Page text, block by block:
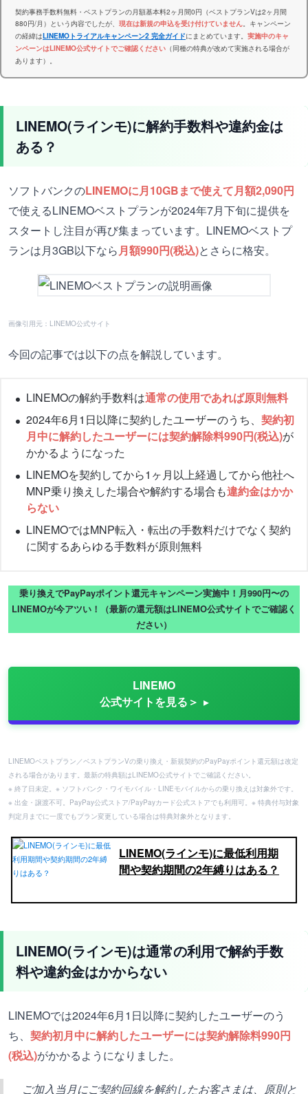
契約事務手数料無料・ベストプランの月額基本料2ヶ月間0円（ベストプランVは2ヶ月間
880円/月）という内容でしたが、 現在は新規の申込を受け付けていません。キャンペーン
の経緯はLINEMOトライアルキャンペーン2 完全ガイドにまとめています。 実施中のキャ
ンペーンはLINEMO公式サイトでご確認ください （同種の特典が改めて実施される場合が
あります）。
LINEMO(ラインモ)に解約手数料や違約金は
ある？
ソフトバンクのLINEMOに月10GBまで使えて月額2,090円
で使えるLINEMOベストプランが2024年7月下旬に提供を
スタートし注目が再び集まっています。LINEMOベストプ
ランは月3GB以下なら月額990円(税込)とさらに格安。
画像引用元：LINEMO公式サイト
今回の記事では以下の点を解説しています。
LINEMOの解約手数料は通常の使用であれば原則無料
2024年6月1日以降に契約したユーザーのうち、 契約初
月中に解約したユーザーには契約解除料990円(税込)が
かかるようになった
LINEMOを契約してから1ヶ月以上経過してから他社へ
MNP乗り換えした場合や解約する場合も違約金はかか
らない
LINEMOではMNP転入・転出の手数料だけでなく契約
に関するあらゆる手数料が原則無料
乗り換えでPayPayポイント還元キャンペーン実施中！月990円〜の
LINEMOが今アツい！（最新の還元額はLINEMO公式サイトでご確認く
ださい）
LINEMO
公式サイトを見る＞
LINEMOベストプラン／ベストプランVの乗り換え・新規契約のPayPayポイント還元額は改定
される場合があります。最新の特典額はLINEMO公式サイトでご確認ください。
※ 終了日未定。※ ソフトバンク・ワイモバイル・LINEモバイルからの乗り換えは対象外です。
※ 出金・譲渡不可。PayPay公式ストア/PayPayカード公式ストアでも利用可。※ 特典付与対象
判定月までに一度でもプラン変更している場合は特典対象外となります。
LINEMO(ラインモ)に最低利用期
間や契約期間の2年縛りはある？
LINEMO(ラインモ)は通常の利用で解約手数
料や違約金はかからない
LINEMOでは2024年6月1日以降に契約したユーザーのう
ち、 契約初月中に解約したユーザーには契約解除料990円
(税込)がかかるようになりました。
ご加入当月にご契約回線を解約したお客さまは、原則と